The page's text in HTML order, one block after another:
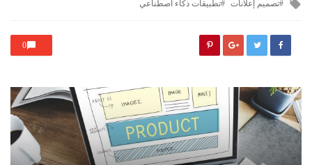
تصميم إعلانات تطبيقات ذكاء اصطناعي
0